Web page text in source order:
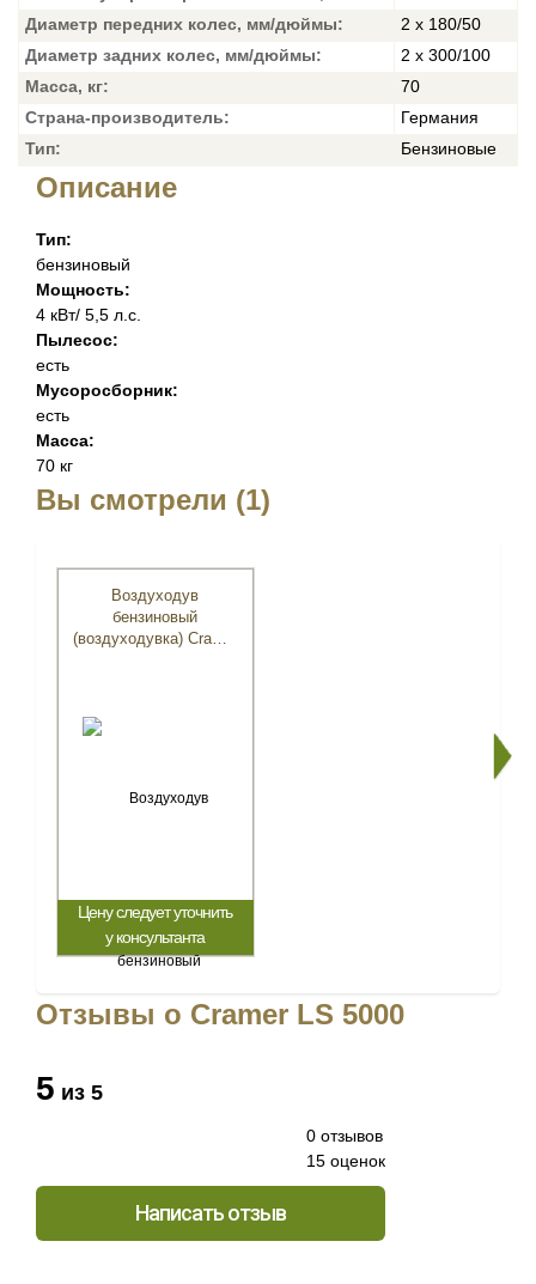
Диаметр передних колес, мм/дюймы:
2 х 180/50
Диаметр задних колес, мм/дюймы:
2 х 300/100
Масса, кг:
70
Страна-производитель:
Германия
Тип:
Бензиновые
Описание
Тип:
бензиновый
Мощность:
4 кВт/ 5,5 л.с.
Пылесос:
есть
Мусоросборник:
есть
Масса:
70 кг⁠
Вы смотрели (1)
Воздуходув
бензиновый
(воздуходувка) Cramer
Цену следует уточнить
у консультанта
Отзывы о Cramer LS 5000
5 из 5
0 отзывов
15 оценок
Написать отзыв